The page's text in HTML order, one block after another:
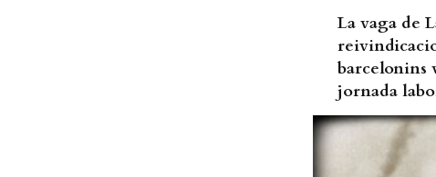
La vaga de
barcelonins
jornada